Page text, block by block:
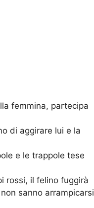
femmina, partecipa
di aggirare lui e la
e le trappole tese
rossi, il felino fuggirà
sanno arrampicarsi